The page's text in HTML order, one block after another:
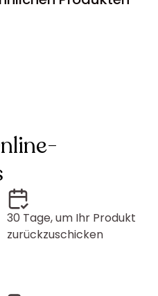
30 Tage, um Ihr Produkt
zurückzuschicken